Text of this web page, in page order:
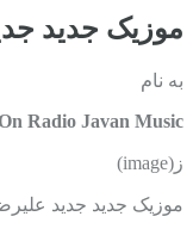
موزیک جدید
به نام
Radio Javan Music
ز(image)
موزیک جدید جديد